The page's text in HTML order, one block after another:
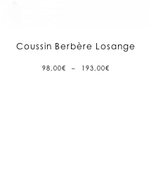
Coussin Berbère Losange
98,00€ – 193,00€PLAGE
DE